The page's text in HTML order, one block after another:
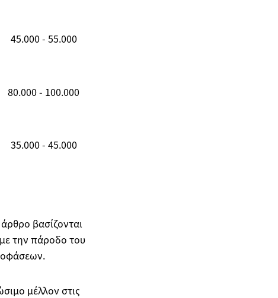
45.000 - 55.000
80.000 - 100.000
35.000 - 45.000
βασίζονται
την πάροδο του
μέλλον στις